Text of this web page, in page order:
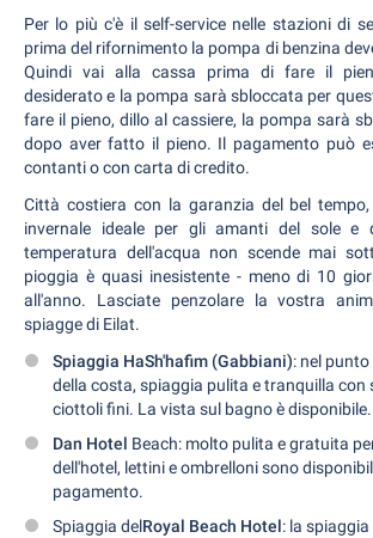
Per lo più c'è il self-service nelle stazioni di
prima del rifornimento la pompa di benzina
Quindi vai alla cassa prima di fare il
desiderato e la pompa sarà sbloccata per
fare il pieno, dillo al cassiere, la pompa sarà
dopo aver fatto il pieno. Il pagamento può
contanti o con carta di credito.
Città costiera con la garanzia del bel
invernale ideale per gli amanti del sole e
temperatura dell'acqua non scende mai
pioggia è quasi inesistente - meno di 10
all'anno. Lasciate penzolare la vostra
spiagge di Eilat.
Spiaggia HaSh'hafim (Gabbiani): nel
della costa, spiaggia pulita e tranquilla con
ciottoli fini. La vista sul bagno è disponibile.
Dan Hotel Beach: molto pulita e gratuita
dell'hotel, lettini e ombrelloni sono
pagamento.
Spiaggia delRoyal Beach Hotel: la